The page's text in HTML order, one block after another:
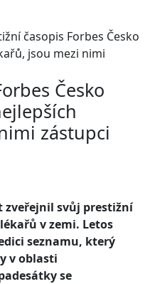
časopis Forbes Česko
jsou mezi nimi
Česko
zástupci
zveřejnil svůj prestižní
v zemi. Letos
seznamu, který
v oblasti
se